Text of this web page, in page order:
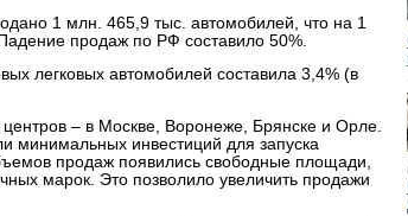
1 млн. 465,9 тыс. автомобилей, что на 1
продаж по РФ составило 50%.
легковых автомобилей составила 3,4% (в
– в Москве, Воронеже, Брянске и Орле.
минимальных инвестиций для запуска
продаж появились свободные площади,
марок. Это позволило увеличить продажи